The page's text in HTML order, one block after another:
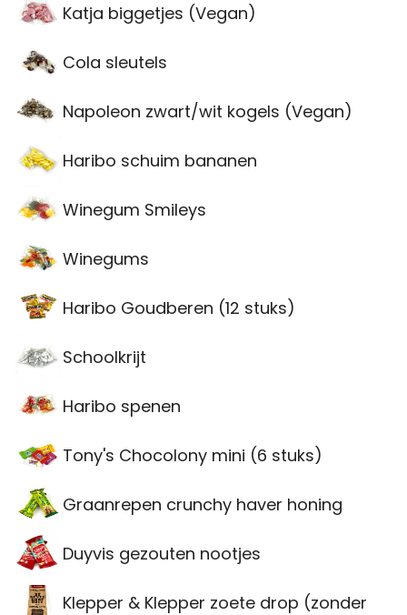
Katja biggetjes (Vegan)
Cola sleutels
Napoleon zwart/wit kogels (Vegan)
Haribo schuim bananen
Winegum Smileys
Winegums
Haribo Goudberen (12 stuks)
Schoolkrijt
Haribo spenen
Tony's Chocolony mini (6 stuks)
Graanrepen crunchy haver honing
Duyvis gezouten nootjes
Klepper & Klepper zoete drop (zonder